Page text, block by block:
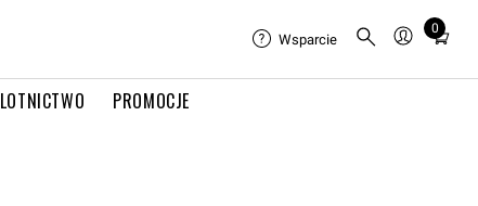
LOTNICTWO PROMOCJE
Wsparcie
0
Total
in